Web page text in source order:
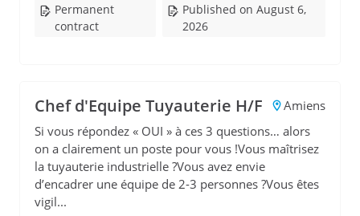
Permanent
contract
Published on August 6,
2026
Chef d'Equipe Tuyauterie H/F
Amiens
Si vous répondez « OUI » à ces 3 questions… alors
on a clairement un poste pour vous !Vous maîtrisez
la tuyauterie industrielle ?Vous avez envie
d’encadrer une équipe de 2-3 personnes ?Vous êtes
vigil...